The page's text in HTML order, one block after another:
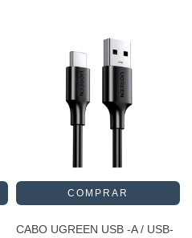
CABO UGREEN USB -A / USB-